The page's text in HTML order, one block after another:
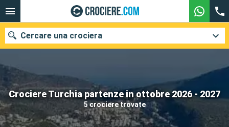
Crociere Turchia partenze in ottobre 2026 - 2027
5 crociere trovate
Cercare una crociera
Le nostre destinazioni
Mesi di partenza